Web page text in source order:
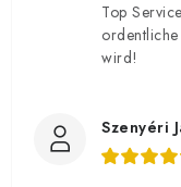
Top
wird!
Szenyéri